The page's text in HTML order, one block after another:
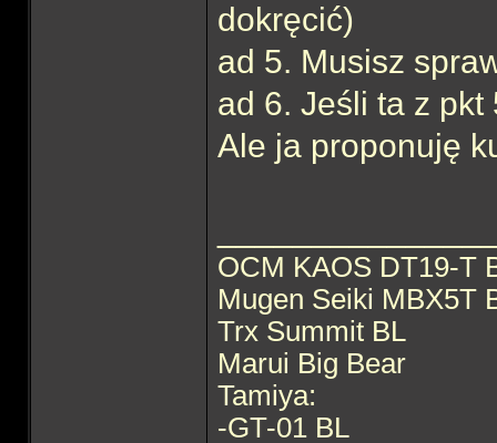
dokręcić)
ad 5. Musisz
ad 6. Jeśli ta z
Ale ja proponuję
OCM KAOS DT19-T
Mugen Seiki MBX5T
Trx Summit BL
Marui Big Bear
Tamiya:
-GT-01 BL